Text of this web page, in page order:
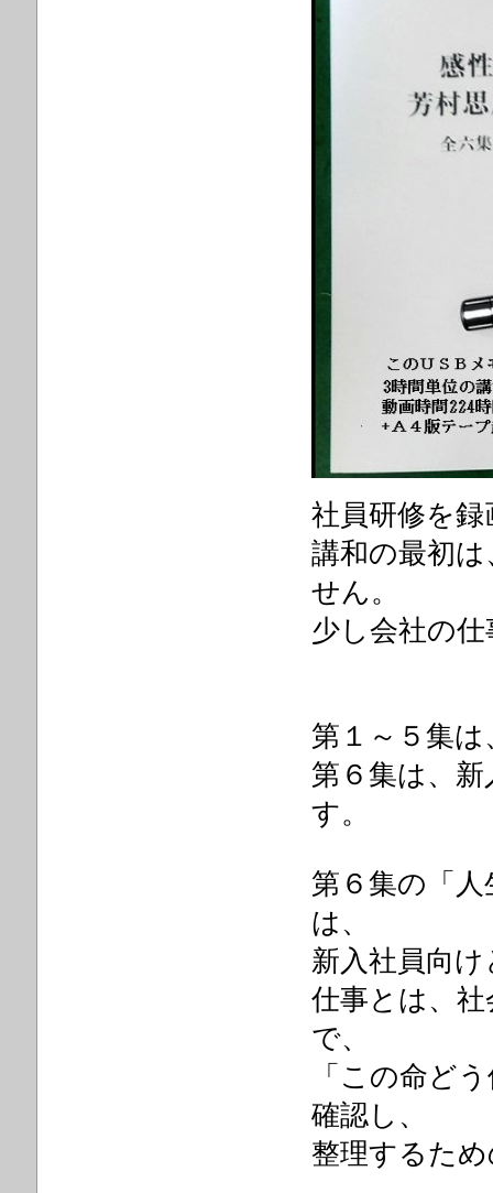
社員研修を
講和の最初
せん。
少し会社の
第１～５集
第６集は、
す。
第６集の「
は、
新入社員向
仕事とは、
で、
「この命ど
確認し、
整理するた